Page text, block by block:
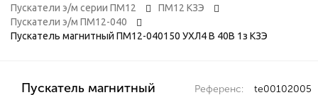
Пускатели э/м серии ПМ12
ПМ12 КЗЭ
Пускатели э/м ПМ12-040
Пускатель магнитный ПМ12-040150 УХЛ4 В 40В 1з КЗЭ
Пускатель магнитный
Референс: te00102005